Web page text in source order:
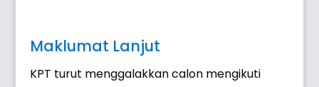
Maklumat Lanjut
KPT turut menggalakkan calon mengikuti